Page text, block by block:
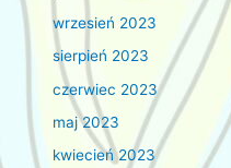
wrzesień 2023
sierpień 2023
czerwiec 2023
maj 2023
kwiecień 2023